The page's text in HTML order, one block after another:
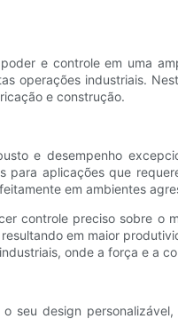
e controle em uma
operações industriais.
e construção.
e desempenho
aplicações que
em ambientes
controle preciso sobre o
em maior
onde a força e a
seu design